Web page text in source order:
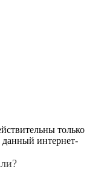
только
интернет-